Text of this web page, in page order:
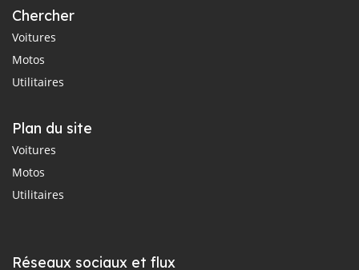
Chercher
Voitures
Motos
Utilitaires
Plan du site
Voitures
Motos
Utilitaires
Réseaux sociaux et flux